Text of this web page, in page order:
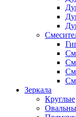
Зеркала
Круглые